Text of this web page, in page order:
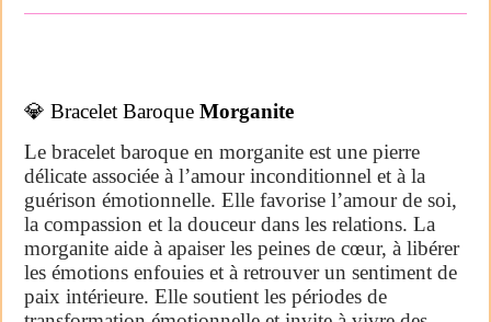
💎 Bracelet Baroque Morganite
Le bracelet baroque en morganite est une pierre
délicate associée à l’amour inconditionnel et à la
guérison émotionnelle. Elle favorise l’amour de soi,
la compassion et la douceur dans les relations. La
morganite aide à apaiser les peines de cœur, à libérer
les émotions enfouies et à retrouver un sentiment de
paix intérieure. Elle soutient les périodes de